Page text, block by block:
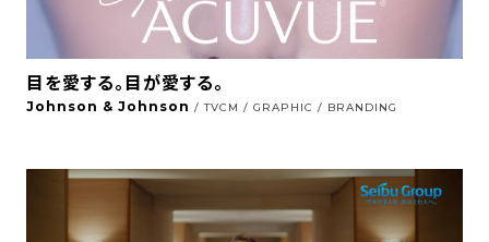
目を愛する。目が愛する。
Johnson & Johnson / TVCM / GRAPHIC / BRANDING